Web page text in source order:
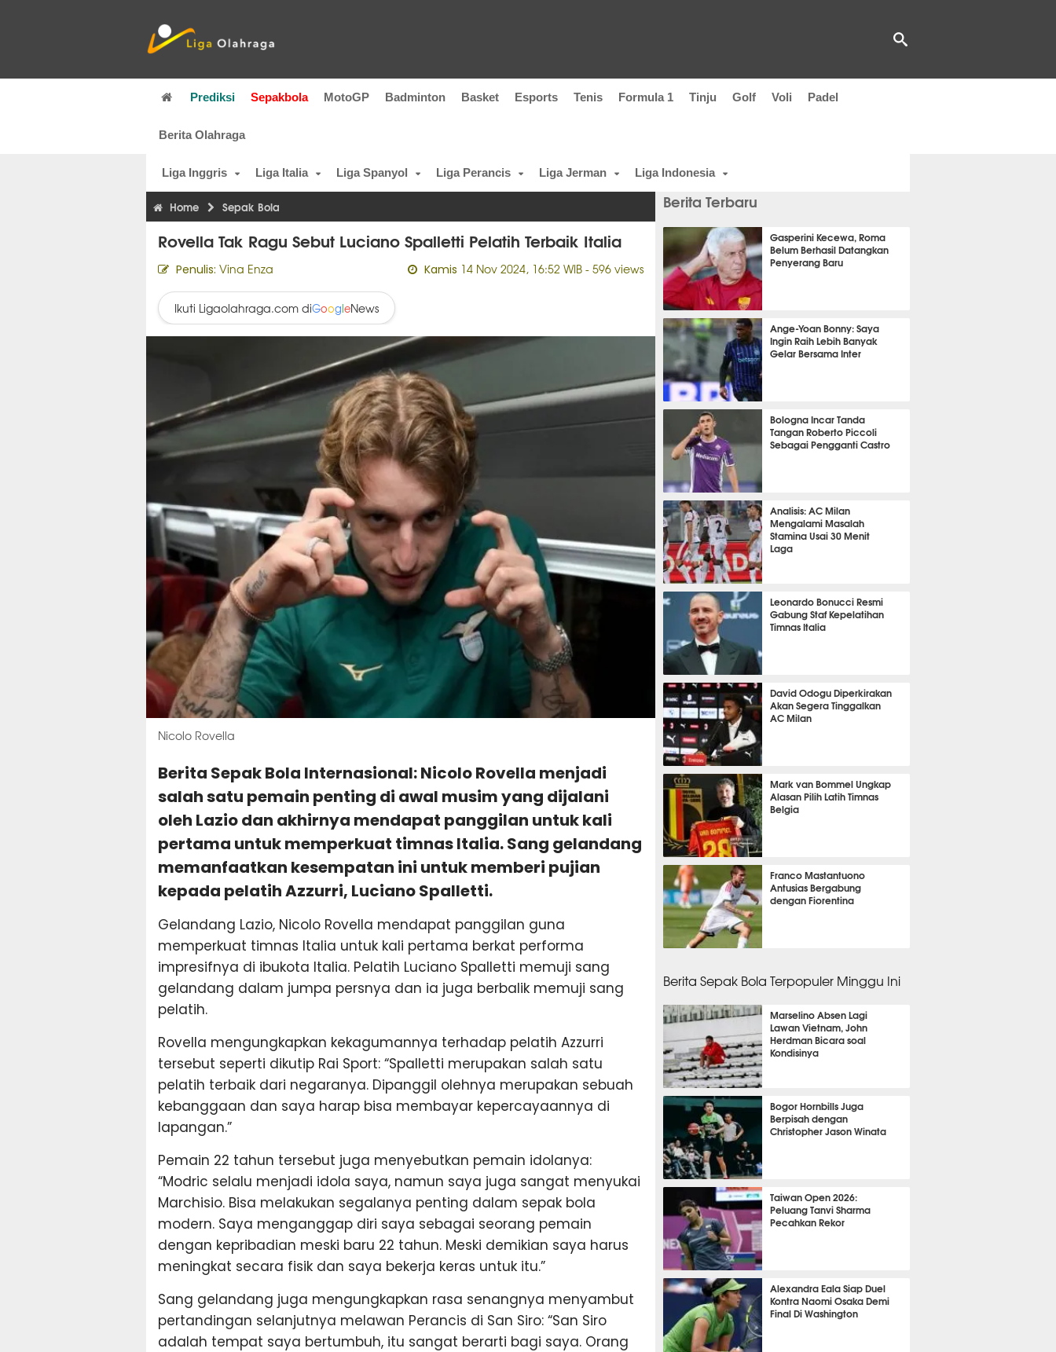
Prediksi Sepakbola MotoGP Badminton Basket Esports Tenis Formula 1 Tinju Golf Voli Padel
Berita Olahraga
Liga Inggris Liga Italia Liga Spanyol Liga Perancis Liga Jerman Liga Indonesia
Home Sepak Bola
Rovella Tak Ragu Sebut Luciano Spalletti Pelatih Terbaik Italia
Penulis: Vina Enza Kamis 14 Nov 2024, 16:52 WIB- 596 views
Ikuti Ligaolahraga.com diGoogleNews
Nicolo Rovella
Berita Sepak Bola Internasional: Nicolo Rovella menjadi
salah satu pemain penting di awal musim yang dijalani
oleh Lazio dan akhirnya mendapat panggilan untuk kali
pertama untuk memperkuat timnas Italia. Sang gelandang
memanfaatkan kesempatan ini untuk memberi pujian
kepada pelatih Azzurri, Luciano Spalletti.
Gelandang Lazio, Nicolo Rovella mendapat panggilan guna
memperkuat timnas Italia untuk kali pertama berkat performa
impresifnya di ibukota Italia. Pelatih Luciano Spalletti memuji sang
gelandang dalam jumpa persnya dan ia juga berbalik memuji sang
pelatih.
Rovella mengungkapkan kekagumannya terhadap pelatih Azzurri
tersebut seperti dikutip Rai Sport: “Spalletti merupakan salah satu
pelatih terbaik dari negaranya. Dipanggil olehnya merupakan sebuah
kebanggaan dan saya harap bisa membayar kepercayaannya di
lapangan.”
Pemain 22 tahun tersebut juga menyebutkan pemain idolanya:
“Modric selalu menjadi idola saya, namun saya juga sangat menyukai
Marchisio. Bisa melakukan segalanya penting dalam sepak bola
modern. Saya menganggap diri saya sebagai seorang pemain
dengan kepribadian meski baru 22 tahun. Meski demikian saya harus
meningkat secara fisik dan saya bekerja keras untuk itu.”
Sang gelandang juga mengungkapkan rasa senangnya menyambut
pertandingan selanjutnya melawan Perancis di San Siro: “San Siro
adalah tempat saya bertumbuh, itu sangat berarti bagi saya. Orang
Berita Terbaru
Gasperini Kecewa, Roma
Belum Berhasil Datangkan
Penyerang Baru
5 menit 5 detik lalu
Ange-Yoan Bonny: Saya
Ingin Raih Lebih Banyak
Gelar Bersama Inter
9 menit 26 detik lalu
Bologna Incar Tanda
Tangan Roberto Piccoli
Sebagai Pengganti Castro
15 menit 14 detik lalu
Analisis: AC Milan
Mengalami Masalah
Stamina Usai 30 Menit
Laga
19 menit 33 detik lalu
Leonardo Bonucci Resmi
Gabung Staf Kepelatihan
Timnas Italia
24 menit 28 detik lalu
David Odogu Diperkirakan
Akan Segera Tinggalkan
AC Milan
29 menit 37 detik lalu
Mark van Bommel Ungkap
Alasan Pilih Latih Timnas
Belgia
34 menit 27 detik lalu
Franco Mastantuono
Antusias Bergabung
dengan Fiorentina
Berita Sepak Bola Terpopuler Minggu Ini
Marselino Absen Lagi
Lawan Vietnam, John
Herdman Bicara soal
Kondisinya
SEPAK BOLA
Bogor Hornbills Juga
Berpisah dengan
Christopher Jason Winata
BASKET
Taiwan Open 2026:
Peluang Tanvi Sharma
Pecahkan Rekor
BADMINTON
Alexandra Eala Siap Duel
Kontra Naomi Osaka Demi
Final Di Washington